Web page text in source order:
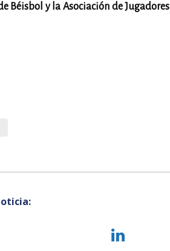
Béisbol y la Asociación de Jugadores